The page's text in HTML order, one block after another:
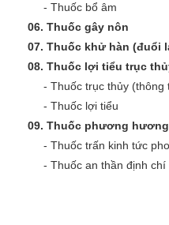
- Thuốc bổ âm
06. Thuốc gây nôn
07. Thuốc khử hàn (đuổi
08. Thuốc lợi tiểu trục
- Thuốc trục thủy (thông
- Thuốc lợi tiểu
09. Thuốc phương
- Thuốc trấn kinh tức
- Thuốc an thần định chí